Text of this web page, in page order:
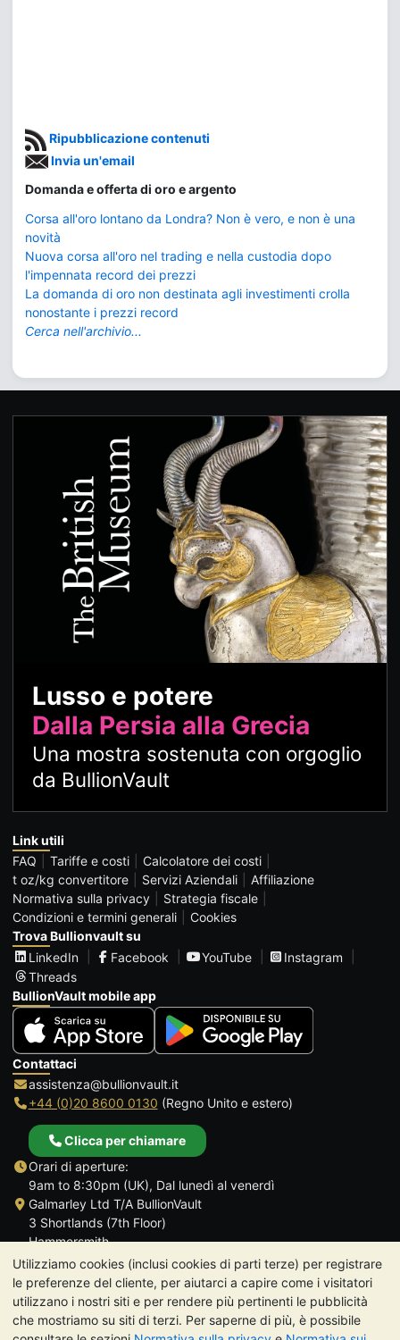
Utilizziamo cookies (inclusi cookies di parti terze) per registrare
le preferenze del cliente, per aiutarci a capire come i visitatori
utilizzano i nostri siti e per rendere più pertinenti le pubblicità
che mostriamo su siti di terzi. Per saperne di più, è possibile
Ripubblicazione contenuti
Invia un'email
Domanda e offerta di oro e argento
Corsa all'oro lontano da Londra? Non è vero, e non è una
novità
Nuova corsa all'oro nel trading e nella custodia dopo
l'impennata record dei prezzi
La domanda di oro non destinata agli investimenti crolla
nonostante i prezzi record
Cerca nell'archivio...
Lusso e potere
Dalla Persia alla Grecia
Una mostra sostenuta con orgoglio
da BullionVault
Link utili
FAQ
Tariffe e costi
Calcolatore dei costi
t oz/kg convertitore
Servizi Aziendali
Affiliazione
Normativa sulla privacy
Strategia fiscale
Condizioni e termini generali
Cookies
Trova Bullionvault su
LinkedIn
Facebook YouTube
Instagram
Threads
BullionVault mobile app
Contattaci
assistenza@bullionvault.it
+44 (0)20 8600 0130 (Regno Unito e estero)
Clicca per chiamare
Orari di aperture:
9am to 8:30pm (UK), Dal lunedì al venerdì
Galmarley Ltd T/A BullionVault
3 Shortlands (7th Floor)
Hammersmith
Londra
W6 8DA
Regno Unito